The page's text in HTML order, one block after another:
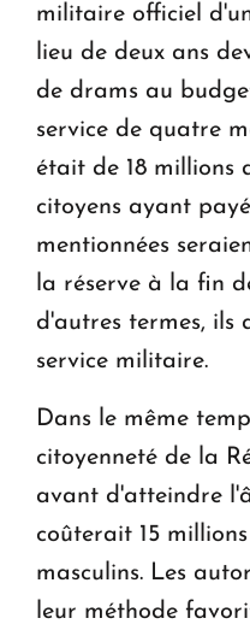
militaire officiel
lieu de deux ans
de drams au
service de quatre
était de 18 millions
citoyens ayant
mentionnées
la réserve à la fin
d'autres termes, ils
service militaire.
Dans le même
citoyenneté de la
avant d'atteindre
coûterait 15
masculins. Les
leur méthode